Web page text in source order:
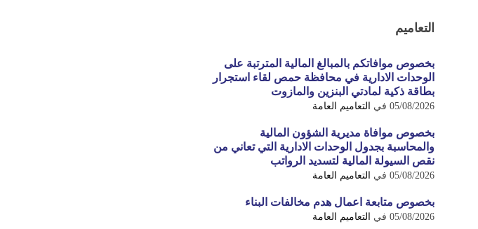
التعاميم
بخصوص موافاتكم بالمبالغ المالية المترتبة على
الوحدات الادارية في محافظة حمص لقاء استجرار
بطاقة ذكية لمادتي البنزين والمازوت
05/08/2026 في التعاميم العامة
بخصوص موافاة مديرية الشؤون المالية
والمحاسبة بجدول الوحدات الادارية التي تعاني من
نقص السيولة المالية لتسديد الرواتب
05/08/2026 في التعاميم العامة
بخصوص متابعة اعمال هدم مخالفات البناء
05/08/2026 في التعاميم العامة